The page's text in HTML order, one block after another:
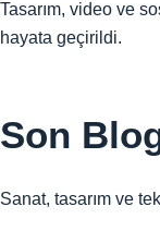
Tasarım, video ve
hayata geçirildi.
Son
Sanat, tasarım ve